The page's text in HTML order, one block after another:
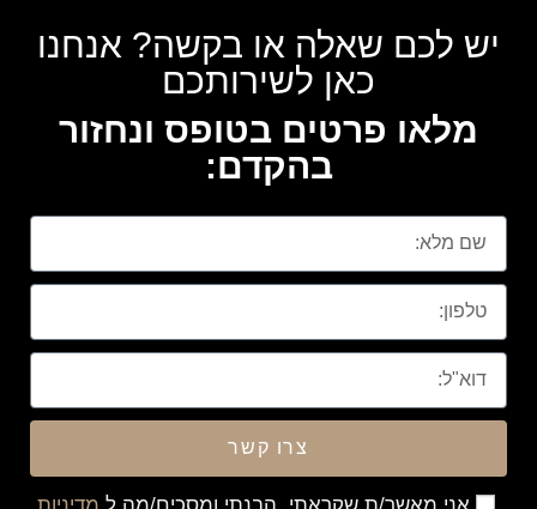
יש לכם שאלה או בקשה? אנחנו
כאן לשירותכם
מלאו פרטים בטופס ונחזור
בהקדם:
אני מאשר/ת שקראתי, הבנתי ומסכים/מה ל מדיניות
צרו קשר